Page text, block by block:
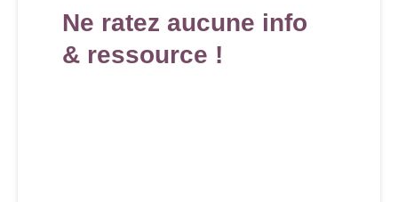
Ne ratez aucune info
& ressource !